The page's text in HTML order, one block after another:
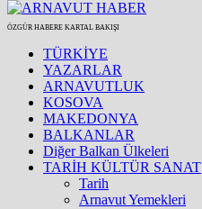
ÖZGÜR HABERE KARTAL BAKIŞI
TÜRKİYE
YAZARLAR
ARNAVUTLUK
KOSOVA
MAKEDONYA
BALKANLAR
Diğer Balkan Ülkeleri
TARİH KÜLTÜR SANAT
Tarih
Arnavut Yemekleri